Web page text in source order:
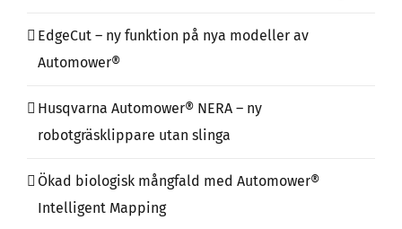
EdgeCut – ny funktion på nya modeller av
Automower®
Husqvarna Automower® NERA – ny
robotgräsklippare utan slinga
Ökad biologisk mångfald med Automower®
Intelligent Mapping